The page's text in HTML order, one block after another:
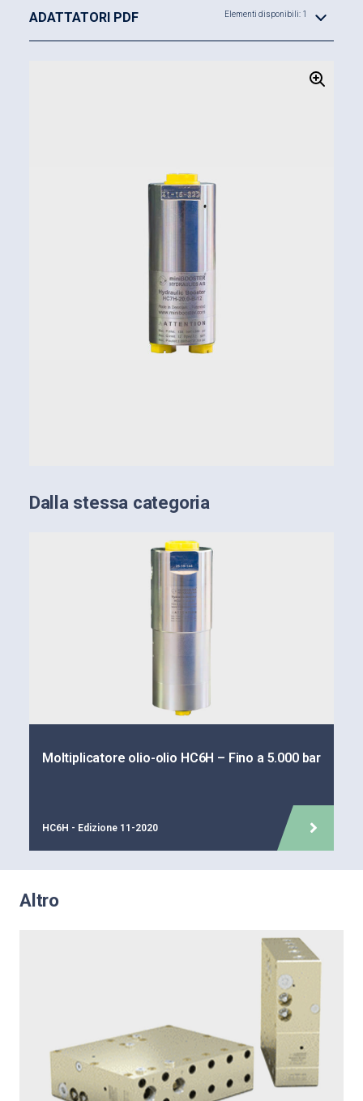
Dalla stessa categoria
Moltiplicatore olio-olio HC6H – Fino a 5.000 bar
HC6H - Edizione 11-2020
Portata massima in ingresso 12,0 l/min
Portata massima in uscita 0,8 l/min
Valvola DV incorporata, B
Connessione tramite raccordi BSPP
Uscita opzionale in alta pressione H2, 12
Codice di ordinazione:HC7H-13,0-B-12
Per poter effettuare l’ordine è
necessario specificare il tipo di adattatore da alta
pressione desiderato per la porta H1 (M22 x 1,5),
ADATTATORI PDF Elementi disponibili: 1
Altro